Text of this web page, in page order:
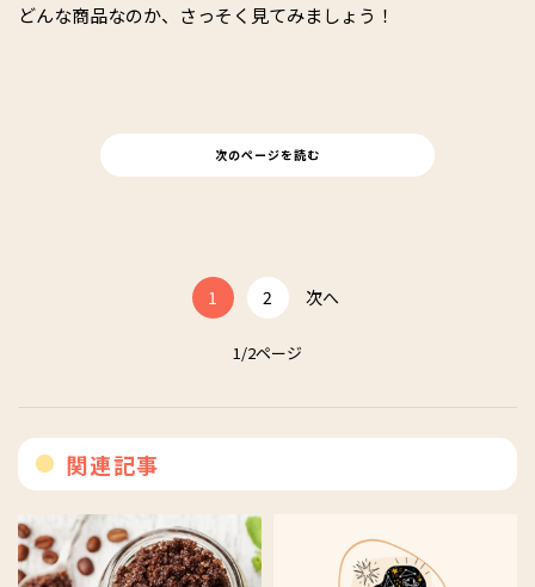
どんな商品なのか、さっそく見てみましょう！
次のページを読む
1 2 次へ
1/2ページ
関連記事